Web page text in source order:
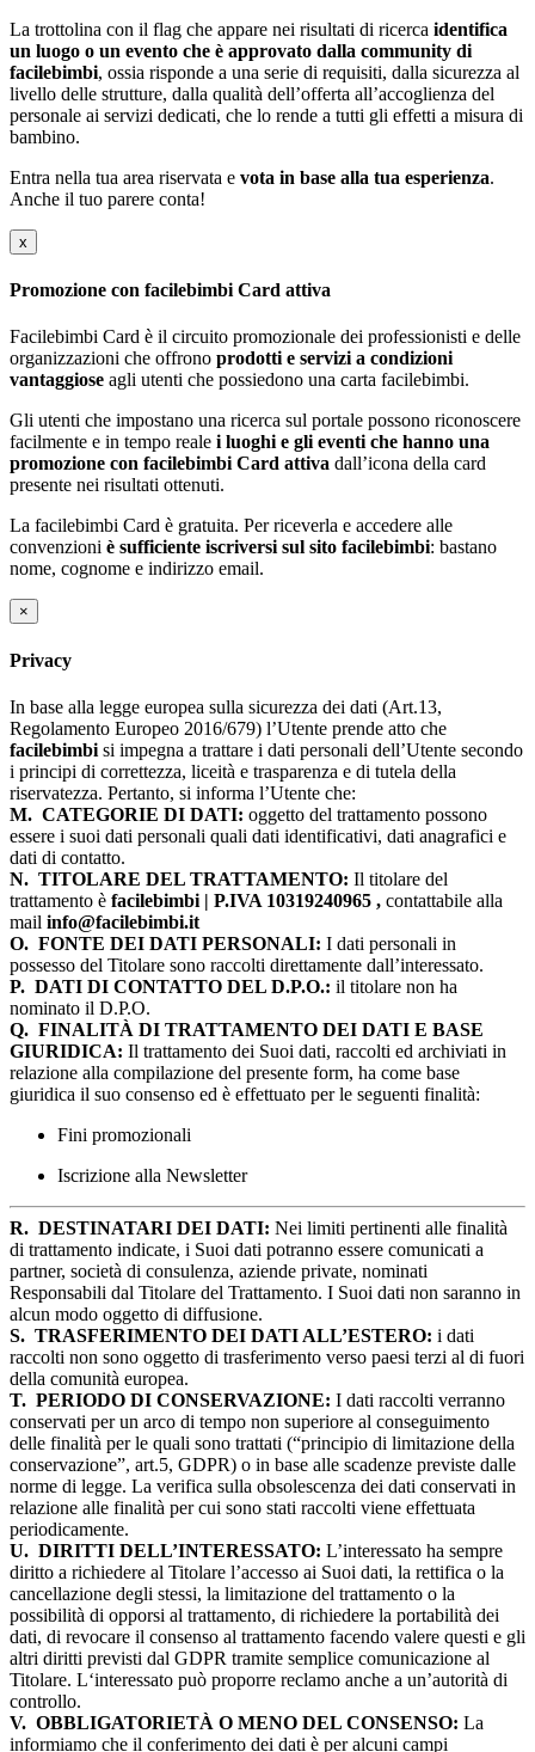
La trottolina con il flag che appare nei risultati di ricerca identifica
un luogo o un evento che è approvato dalla community di
facilebimbi, ossia risponde a una serie di requisiti, dalla sicurezza al
livello delle strutture, dalla qualità dell’offerta all’accoglienza del
personale ai servizi dedicati, che lo rende a tutti gli effetti a misura di
bambino.
Entra nella tua area riservata e vota in base alla tua esperienza.
Anche il tuo parere conta!
x
Promozione con facilebimbi Card attiva
Facilebimbi Card è il circuito promozionale dei professionisti e delle
organizzazioni che offrono prodotti e servizi a condizioni
vantaggiose agli utenti che possiedono una carta facilebimbi.
Gli utenti che impostano una ricerca sul portale possono riconoscere
facilmente e in tempo reale i luoghi e gli eventi che hanno una
promozione con facilebimbi Card attiva dall’icona della card
presente nei risultati ottenuti.
La facilebimbi Card è gratuita. Per riceverla e accedere alle
convenzioni è sufficiente iscriversi sul sito facilebimbi: bastano
nome, cognome e indirizzo email.
×
Privacy
In base alla legge europea sulla sicurezza dei dati (Art.13,
Regolamento Europeo 2016/679) l’Utente prende atto che
facilebimbi si impegna a trattare i dati personali dell’Utente secondo
i principi di correttezza, liceità e trasparenza e di tutela della
riservatezza. Pertanto, si informa l’Utente che:
M. CATEGORIE DI DATI: oggetto del trattamento possono
essere i suoi dati personali quali dati identificativi, dati anagrafici e
dati di contatto.
N. TITOLARE DEL TRATTAMENTO: Il titolare del
trattamento è facilebimbi | P.IVA 10319240965 , contattabile alla
mail info@facilebimbi.it
O. FONTE DEI DATI PERSONALI: I dati personali in
possesso del Titolare sono raccolti direttamente dall’interessato.
P. DATI DI CONTATTO DEL D.P.O.: il titolare non ha
nominato il D.P.O.
Q. FINALITÀ DI TRATTAMENTO DEI DATI E BASE
GIURIDICA: Il trattamento dei Suoi dati, raccolti ed archiviati in
relazione alla compilazione del presente form, ha come base
giuridica il suo consenso ed è effettuato per le seguenti finalità:
Fini promozionali
Iscrizione alla Newsletter
R. DESTINATARI DEI DATI: Nei limiti pertinenti alle finalità
di trattamento indicate, i Suoi dati potranno essere comunicati a
partner, società di consulenza, aziende private, nominati
Responsabili dal Titolare del Trattamento. I Suoi dati non saranno in
alcun modo oggetto di diffusione.
S. TRASFERIMENTO DEI DATI ALL’ESTERO: i dati
raccolti non sono oggetto di trasferimento verso paesi terzi al di fuori
della comunità europea.
T. PERIODO DI CONSERVAZIONE: I dati raccolti verranno
conservati per un arco di tempo non superiore al conseguimento
delle finalità per le quali sono trattati (“principio di limitazione della
conservazione”, art.5, GDPR) o in base alle scadenze previste dalle
norme di legge. La verifica sulla obsolescenza dei dati conservati in
relazione alle finalità per cui sono stati raccolti viene effettuata
periodicamente.
U. DIRITTI DELL’INTERESSATO: L’interessato ha sempre
diritto a richiedere al Titolare l’accesso ai Suoi dati, la rettifica o la
cancellazione degli stessi, la limitazione del trattamento o la
possibilità di opporsi al trattamento, di richiedere la portabilità dei
dati, di revocare il consenso al trattamento facendo valere questi e gli
altri diritti previsti dal GDPR tramite semplice comunicazione al
Titolare. L‘interessato può proporre reclamo anche a un’autorità di
controllo.
V. OBBLIGATORIETÀ O MENO DEL CONSENSO: La
informiamo che il conferimento dei dati è per alcuni campi